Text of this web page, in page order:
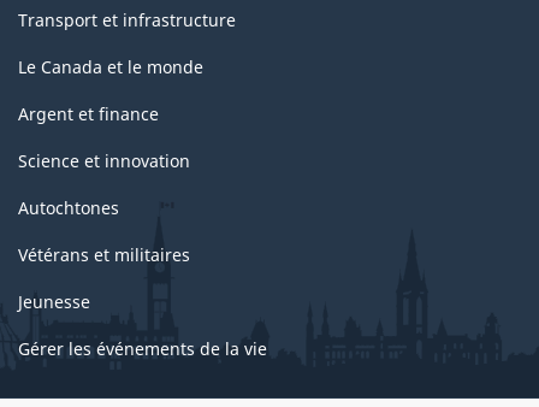
Transport et infrastructure
Le Canada et le monde
Argent et finance
Science et innovation
Autochtones
Vétérans et militaires
Jeunesse
Gérer les événements de la vie